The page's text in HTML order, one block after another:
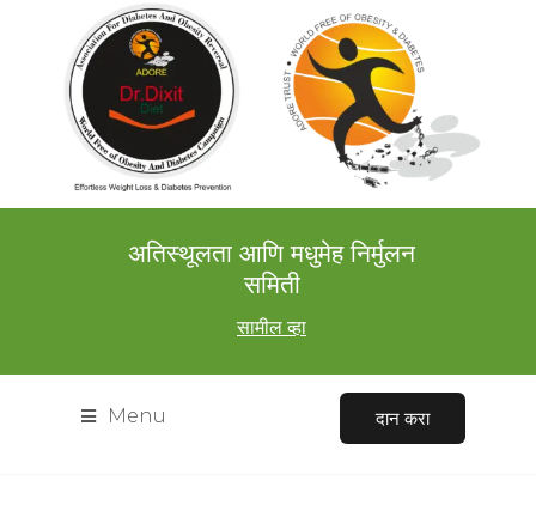
अतिस्थूलता आणि मधुमेह निर्मुलन
समिती
सामील व्हा
Menu दान करा